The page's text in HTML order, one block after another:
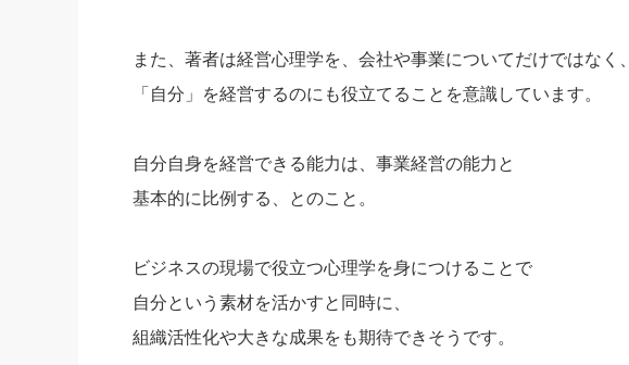
また、著者は経営心理学を、会社や事業についてだけではなく、
「自分」を経営するのにも役立てることを意識しています。
自分自身を経営できる能力は、事業経営の能力と
基本的に比例する、とのこと。
ビジネスの現場で役立つ心理学を身につけることで
自分という素材を活かすと同時に、
組織活性化や大きな成果をも期待できそうです。